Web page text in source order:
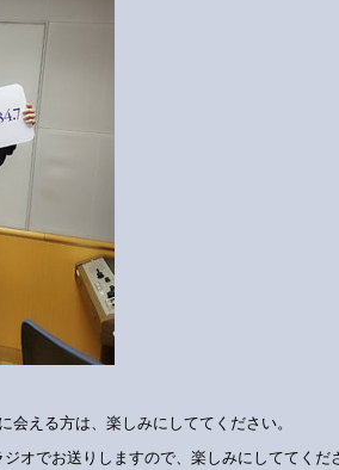
会える方は、楽しみにしててください。
オでお送りしますので、楽しみにしててくだ